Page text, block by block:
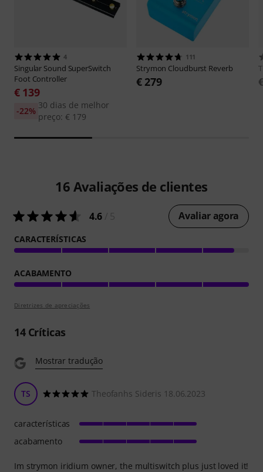
4
Singular Sound SuperSwitch
Foot Controller
€ 139
30 dias de melhor
preço: € 179
-22%
111
Strymon Cloudburst Reverb
€ 279
16 Avaliações de clientes
4.6 Avaliar agora
CARACTERÍSTICAS
ACABAMENTO
Diretrizes de apreciações
14Críticas
Mostrar tradução
TS Theofanhs Sideris 18.06.2023
Im strymon iridium owner, the multiswitch plus just loved it!
características
acabamento